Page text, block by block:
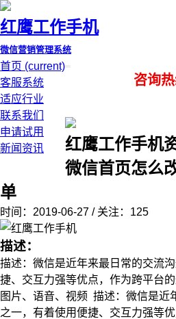
红鹰工作手机
微信营销管理系统
首页 (current)
客服系统
适应行业
联系我们
申请试用
新闻资讯
咨询
红鹰工作手机
微信首页怎么
单
时间：2019-06-27 / 关注：125
描述：
描述：微信是近年来最日常的交流
捷、交互力强等优点，作为跨平台
图片、语音、视频 描述：微信是近
之一，有着使用便捷、交互力强等